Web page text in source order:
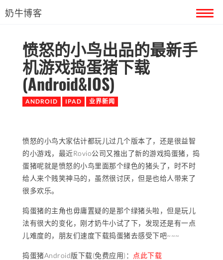
奶牛博客
首页
留言本
关于奶牛
愤怒的小鸟出品的最新手
机游戏捣蛋猪下载
(Android&IOS)
ANDROID IPAD 业界新闻
愤怒的小鸟大家估计都玩儿过几个版本了，还是很益智
的小游戏，最近Rovio公司又推出了新的游戏捣蛋猪，捣
蛋猪呢就是愤怒的小鸟里面那个绿色的猪头了，时不时
给人来个贱笑神马的，虽然很讨厌，但是也给人带来了
很多欢乐。
捣蛋猪的主角也毋庸置疑的是那个绿猪头啦，但是玩儿
法有很大的变化，刚才奶牛小试了下，发现还是有一点
儿难度的，朋友们速度下载捣蛋猪去感受下吧~~~
捣蛋猪Android版下载(免费应用)： 点此下载